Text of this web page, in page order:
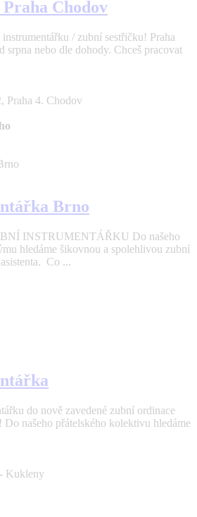
Chodov
/ zubní sestřičku! Praha
srpna nebo dle dohody. Chceš pracovat
Praha 4. Chodov
Brno
INSTRUMENTÁŘKU Do našeho
hledáme šikovnou a spolehlivou zubní
Co ...
do nově zavedené zubní ordinace
našeho přátelského kolektivu hledáme
Kukleny